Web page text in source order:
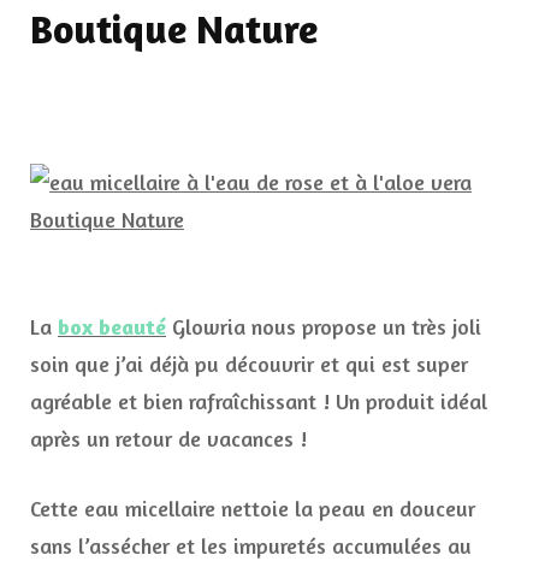
Boutique Nature
La box beauté Glowria nous propose un très joli
soin que j’ai déjà pu découvrir et qui est super
agréable et bien rafraîchissant ! Un produit idéal
après un retour de vacances !
Cette eau micellaire nettoie la peau en douceur
sans l’assécher et les impuretés accumulées au